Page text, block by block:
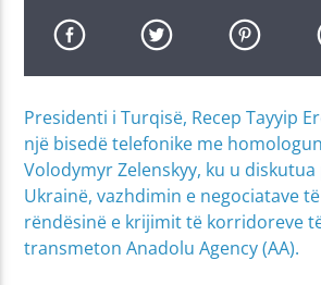
Presidenti i Turqisë, Recep Tayyip
një bisedë telefonike me
Volodymyr Zelenskyy, ku u
Ukrainë, vazhdimin e negociatave
rëndësinë e krijimit të korridoreve
transmeton Anadolu Agency (AA).